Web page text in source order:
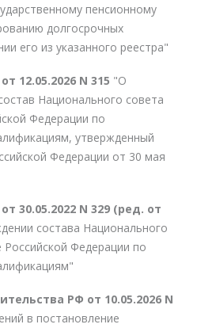
пенсионному
долгосрочных
его из указанного реестра"
12.05.2026 N 315 "О
Национального совета
Федерации по
утвержденный
Федерации от 30 мая
30.05.2022 N 329 (ред. от
состава Национального
Российской Федерации по
РФ от 10.05.2026 N
в постановление